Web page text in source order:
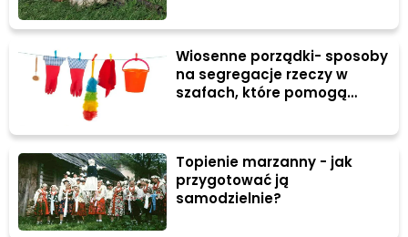
Wiosenne porządki- sposoby
na segregacje rzeczy w
szafach, które pomogą
Topienie marzanny - jak
przygotować ją
samodzielnie?